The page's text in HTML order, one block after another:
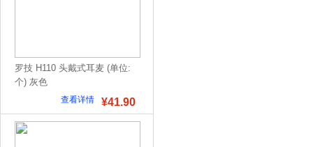
罗技 H110 头戴式耳麦 (单位:
个) 灰色
¥41.90
查看详情